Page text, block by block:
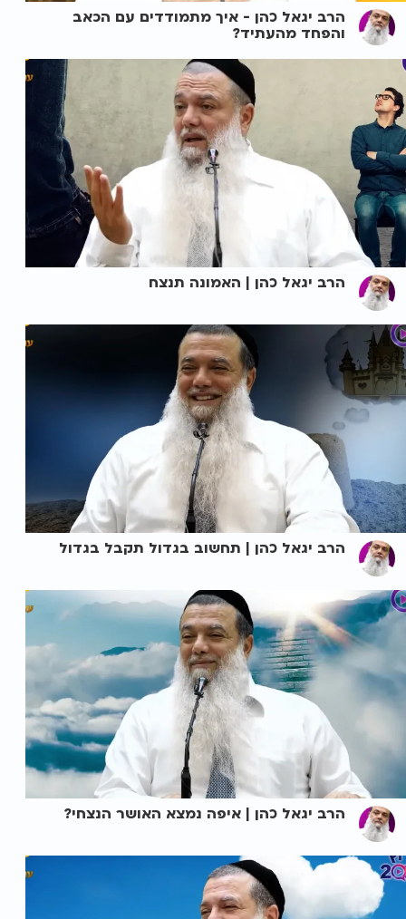
הרב יגאל כהן - איך מתמודדים עם הכאב
והפחד מהעתיד?
הרב יגאל כהן | האמונה תנצח
הרב יגאל כהן | תחשוב בגדול תקבל בגדול
הרב יגאל כהן | איפה נמצא האושר הנצחי?